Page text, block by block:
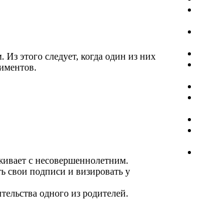
этого следует, когда один из них
с несовершеннолетним.
свои подписи и визировать у
одного из родителей.